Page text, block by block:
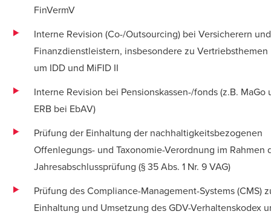
FinVermV
Interne Revision (Co-/Outsourcing) bei Versicherern und
Finanzdienstleistern, insbesondere zu Vertriebsthemen
um IDD und MiFID II
Interne Revision bei Pensionskassen-/fonds (z.B. MaGo
ERB bei EbAV)
Prüfung der Einhaltung der nachhaltigkeitsbezogenen
Offenlegungs- und Taxonomie-Verordnung im Rahmen
Jahresabschlussprüfung (§ 35 Abs. 1 Nr. 9 VAG)
Prüfung des Compliance-Management-Systems (CMS)
Einhaltung und Umsetzung des GDV-Verhaltenskodex